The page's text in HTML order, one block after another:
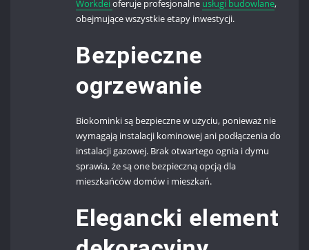
Workdeioferuje profesjonalne usługi budowlane,
obejmujące wszystkie etapy inwestycji.
Bezpieczne
ogrzewanie
Biokominki są bezpieczne w użyciu, ponieważ nie
wymagają instalacji kominowej ani podłączenia do
instalacji gazowej. Brak otwartego ognia i dymu
sprawia, że są one bezpieczną opcją dla
mieszkańców domów i mieszkań.
Elegancki element